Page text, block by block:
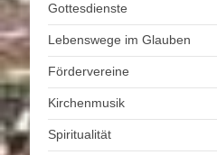
Gottesdienste
Lebenswege im Glauben
Fördervereine
Kirchenmusik
Spiritualität